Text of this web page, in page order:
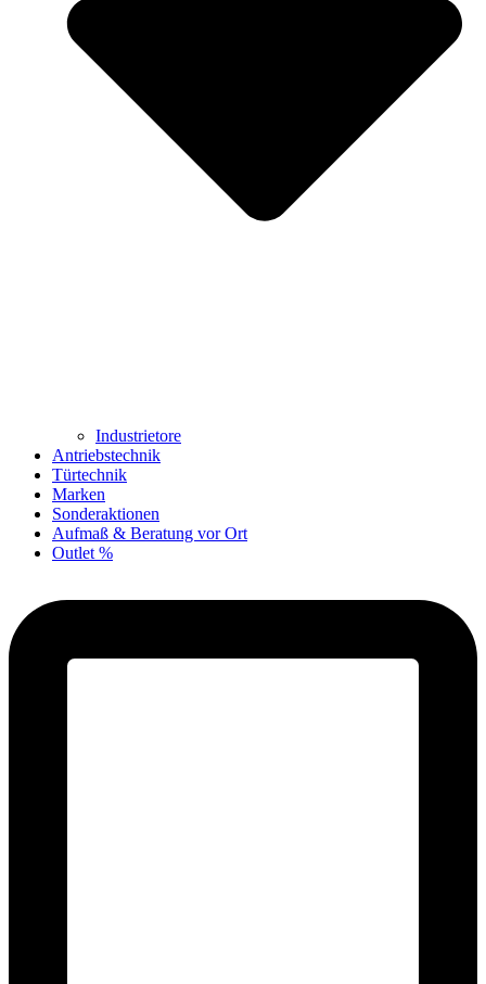
Industrietore
Antriebstechnik
Türtechnik
Marken
Sonderaktionen
Aufmaß & Beratung vor Ort
Outlet %